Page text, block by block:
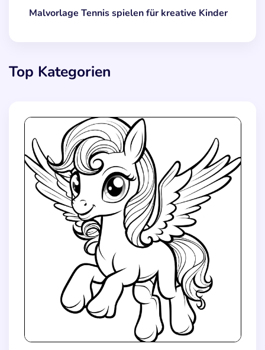
Malvorlage Tennis spielen für kreative Kinder
Top Kategorien